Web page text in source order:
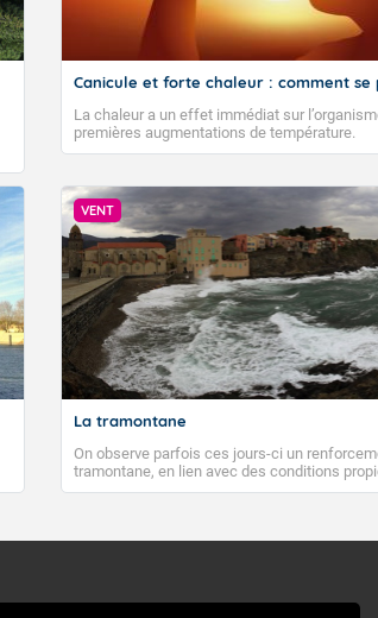
Canicule et forte chaleur : comment se
La chaleur a un effet immédiat sur
premières augmentations de température.
VENT
La tramontane
On observe parfois ces jours-ci un
tramontane, en lien avec des conditions
de forêt. Mais qu'est-ce que la tramontane ?
à nord-ouest, dans un secteur qui part du
monts, en allusion aux régions